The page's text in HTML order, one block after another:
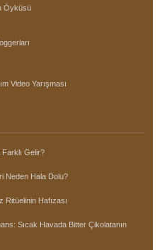
Öyküsü
Video Yarışması
Farklı Gelir?
Neden Hala Dolu?
Ritüelinin Hafızası
Sıcak Havada Bitter Çikolatanın